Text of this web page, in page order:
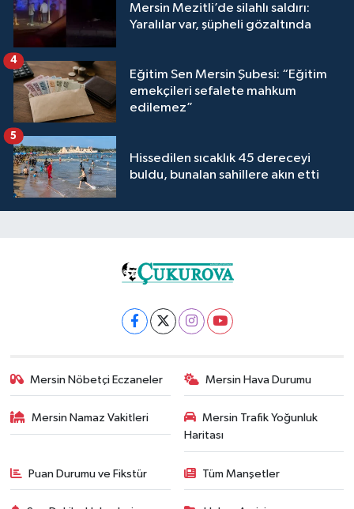
Mersin Mezitli’de silahlı saldırı:
Yaralılar var, şüpheli gözaltında
Eğitim Sen Mersin Şubesi: “Eğitim
emekçileri sefalete mahkum
edilemez”
4
Hissedilen sıcaklık 45 dereceyi
buldu, bunalan sahillere akın etti
5
Mersin Nöbetçi Eczaneler Mersin Hava Durumu
Mersin Namaz Vakitleri
Mersin Trafik Yoğunluk
Haritası
Puan Durumu ve Fikstür Tüm Manşetler